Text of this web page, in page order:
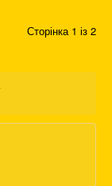
Сторінка 1 із 2